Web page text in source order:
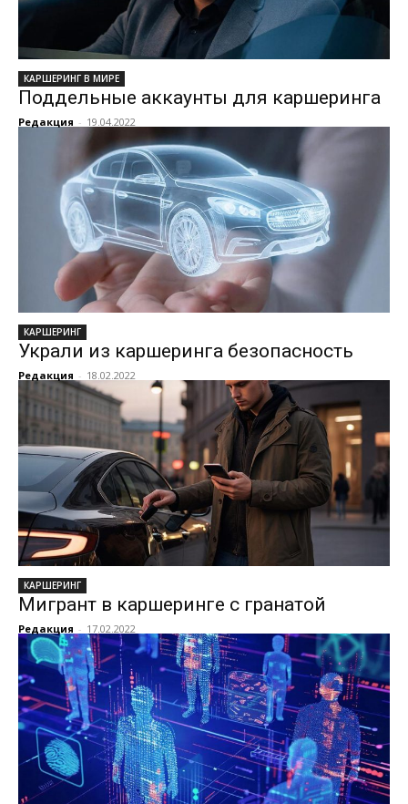
КАРШЕРИНГ В МИРЕ
Поддельные аккаунты для каршеринга
Редакция - 19.04.2022
КАРШЕРИНГ
Украли из каршеринга безопасность
Редакция - 18.02.2022
КАРШЕРИНГ
Мигрант в каршеринге с гранатой
Редакция - 17.02.2022